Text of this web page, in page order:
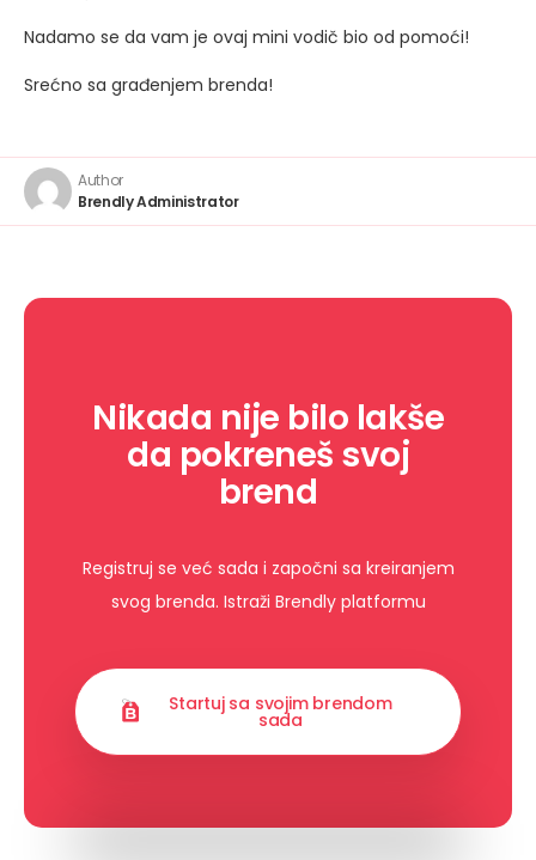
Nadamo se da vam je ovaj mini vodič bio od pomoći!
Srećno sa građenjem brenda!
Author
Brendly Administrator
Nikada nije bilo lakše
da pokreneš svoj
brend
Registruj se već sada i započni sa kreiranjem
svog brenda. Istraži Brendly platformu
Startuj sa svojim brendom
sada